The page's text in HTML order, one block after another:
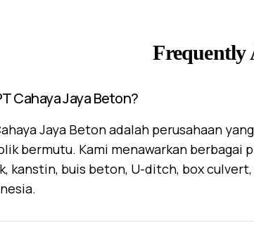
Frequently
Cahaya Jaya Beton?
Jaya Beton adalah perusahaan
bermutu. Kami menawarkan berbagai
kanstin, buis beton, U-ditch, box